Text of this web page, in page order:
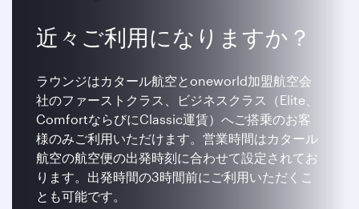
近々ご利用になりますか？
ラウンジはカタール航空とoneworld加盟航空会
社のファーストクラス、ビジネスクラス（Elite、
ComfortならびにClassic運賃）へご搭乗のお客
様のみご利用いただけます。営業時間はカタール
航空の航空便の出発時刻に合わせて設定されてお
ります。出発時間の3時間前にご利用いただくこ
とも可能です。